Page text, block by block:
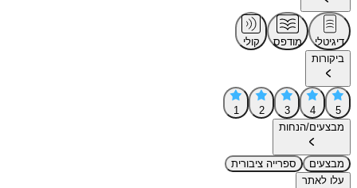
דיגיטלי מודפס
קולי
ביקורות
5
4
3
2
1
מבצעים/הנחות
מבצעים
ספרייה ציבורית
עלו לאתר